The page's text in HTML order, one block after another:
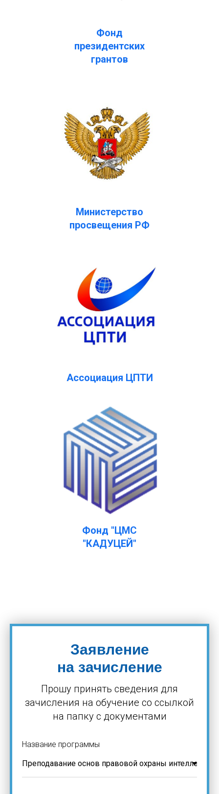
Фонд
президентских
грантов
Министерство
просвещения РФ
Ассоциация ЦПТИ
Фонд "ЦМС
"КАДУЦЕЙ"
Заявление
на зачисление
Прошу принять сведения для
зачисления на обучение со ссылкой
на папку с документами
Название программы